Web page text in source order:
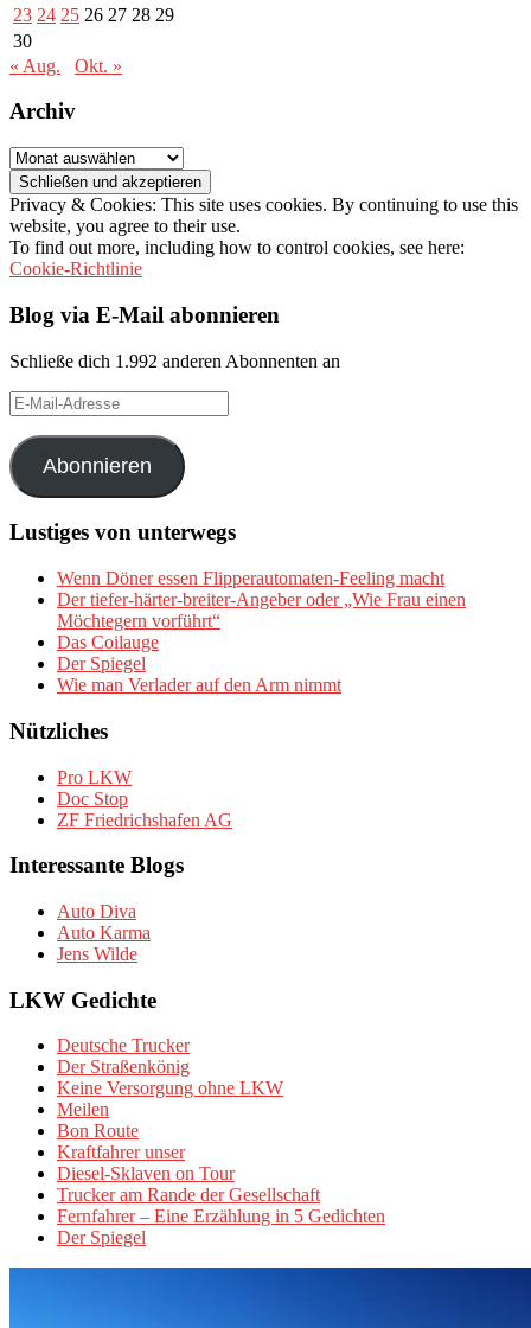
23 24 25 26 27 28 29
30
« Aug.
Okt. »
Archiv
Archiv
Privacy & Cookies: This site uses cookies. By continuing to use this
website, you agree to their use.
To find out more, including how to control cookies, see here:
Cookie-Richtlinie
Blog via E-Mail abonnieren
Schließe dich 1.992 anderen Abonnenten an
E-
Mail-
Adresse
Abonnieren
Lustiges von unterwegs
Wenn Döner essen Flipperautomaten-Feeling macht
Der tiefer-härter-breiter-Angeber oder „Wie Frau einen
Möchtegern vorführt“
Das Coilauge
Der Spiegel
Wie man Verlader auf den Arm nimmt
Nützliches
Pro LKW
Doc Stop
ZF Friedrichshafen AG
Interessante Blogs
Auto Diva
Auto Karma
Jens Wilde
LKW Gedichte
Deutsche Trucker
Der Straßenkönig
Keine Versorgung ohne LKW
Meilen
Bon Route
Kraftfahrer unser
Diesel-Sklaven on Tour
Trucker am Rande der Gesellschaft
Fernfahrer – Eine Erzählung in 5 Gedichten
Der Spiegel